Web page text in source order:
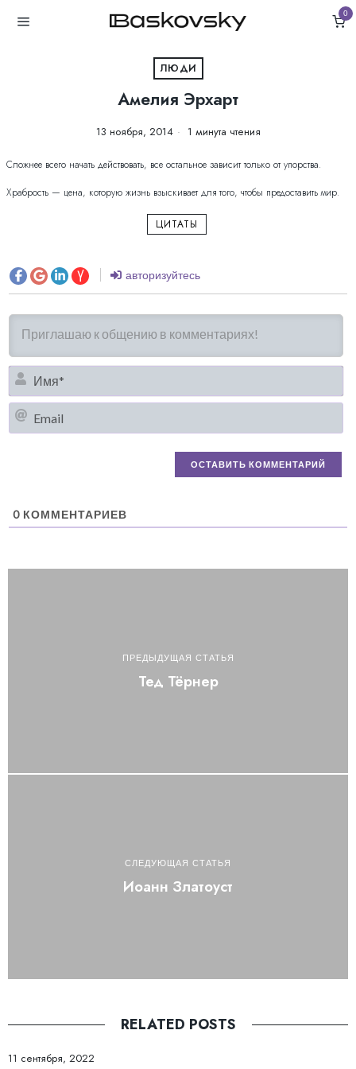
0
ЛЮДИ
Амелия Эрхарт
13 ноября, 2014 1 минута чтения
Сложнее всего начать действовать, все остальное зависит только от упорства.
Храбрость — цена, которую жизнь взыскивает для того, чтобы предоставить мир.
ЦИТАТЫ
авторизуйтесь
0 КОММЕНТАРИЕВ
ПРЕДЫДУЩАЯ СТАТЬЯ
Тед Тёрнер
СЛЕДУЮЩАЯ СТАТЬЯ
Иоанн Златоуст
RELATED POSTS
11 сентября, 2022